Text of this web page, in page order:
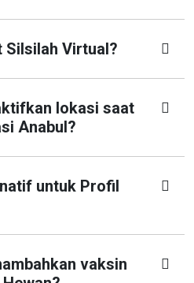
Silsilah Virtual?
lokasi saat
Anabul?
untuk Profil
vaksin